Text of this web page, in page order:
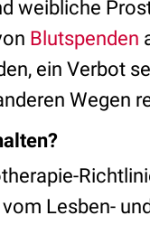
weibliche
Blutspenden
ein Verbot
Wegen
Lesben-